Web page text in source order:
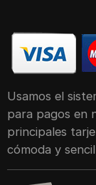
Usamos el
para pagos en
principales
cómoda y